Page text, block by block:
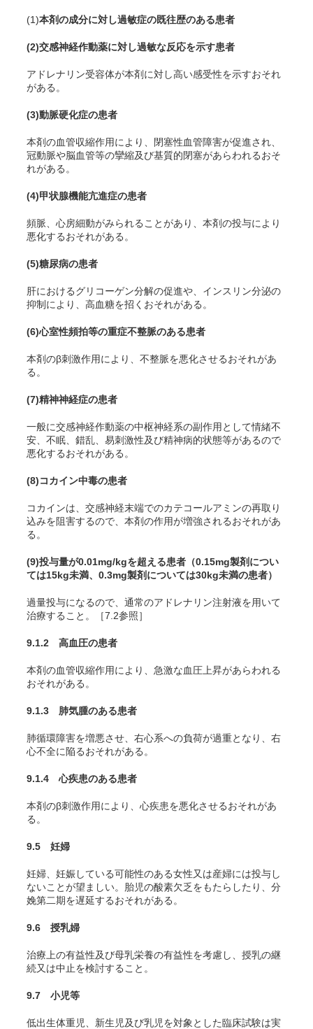
(1)本剤の成分に対し過敏症の既往歴のある患者
(2)交感神経作動薬に対し過敏な反応を示す患者
アドレナリン受容体が本剤に対し高い感受性を示すおそれ
がある。
(3)動脈硬化症の患者
本剤の血管収縮作用により、閉塞性血管障害が促進され、
冠動脈や脳血管等の攣縮及び基質的閉塞があらわれるおそ
れがある。
(4)甲状腺機能亢進症の患者
頻脈、心房細動がみられることがあり、本剤の投与により
悪化するおそれがある。
(5)糖尿病の患者
肝におけるグリコーゲン分解の促進や、インスリン分泌の
抑制により、高血糖を招くおそれがある。
(6)心室性頻拍等の重症不整脈のある患者
本剤のβ刺激作用により、不整脈を悪化させるおそれがあ
る。
(7)精神神経症の患者
一般に交感神経作動薬の中枢神経系の副作用として情緒不
安、不眠、錯乱、易刺激性及び精神病的状態等があるので
悪化するおそれがある。
(8)コカイン中毒の患者
コカインは、交感神経末端でのカテコールアミンの再取り
込みを阻害するので、本剤の作用が増強されるおそれがあ
る。
(9)投与量が0.01mg/kgを超える患者（0.15mg製剤につい
ては15kg未満、0.3mg製剤については30kg未満の患者）
過量投与になるので、通常のアドレナリン注射液を用いて
治療すること。［7.2参照］
9.1.2 高血圧の患者
本剤の血管収縮作用により、急激な血圧上昇があらわれる
おそれがある。
9.1.3 肺気腫のある患者
肺循環障害を増悪させ、右心系への負荷が過重となり、右
心不全に陥るおそれがある。
9.1.4 心疾患のある患者
本剤のβ刺激作用により、心疾患を悪化させるおそれがあ
る。
9.5 妊婦
妊婦、妊娠している可能性のある女性又は産婦には投与し
ないことが望ましい。胎児の酸素欠乏をもたらしたり、分
娩第二期を遅延するおそれがある。
9.6 授乳婦
治療上の有益性及び母乳栄養の有益性を考慮し、授乳の継
続又は中止を検討すること。
9.7 小児等
低出生体重児、新生児及び乳児を対象とした臨床試験は実